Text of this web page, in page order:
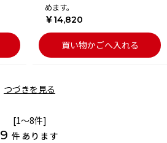
めます。
￥14,820
買い物かごへ入れる
つづきを見る
[1～8件]
9 件あります